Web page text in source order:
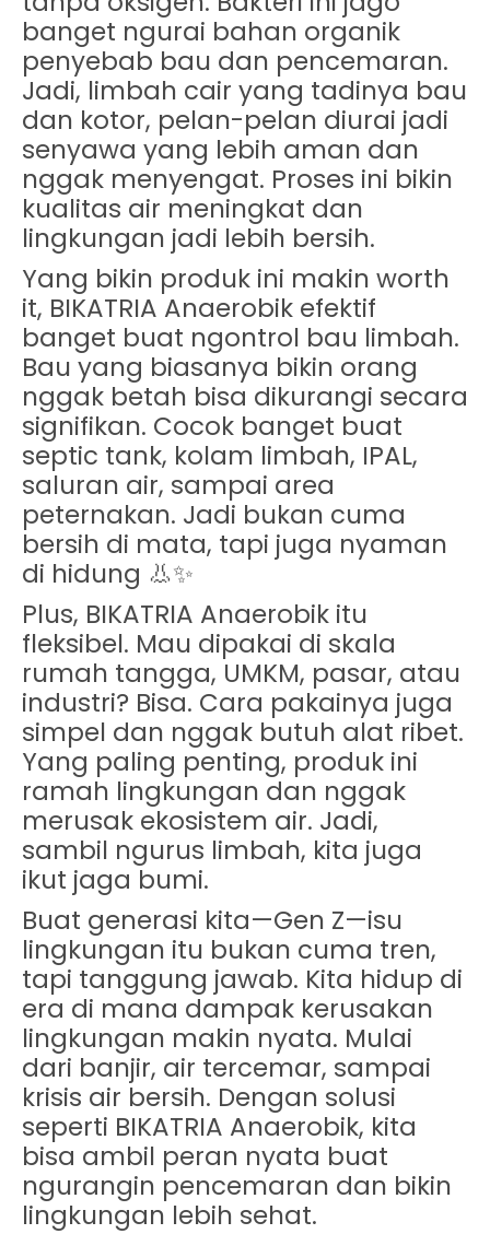
banget ngurai bahan organik
penyebab bau dan pencemaran.
Jadi, limbah cair yang tadinya bau
dan kotor, pelan-pelan diurai jadi
senyawa yang lebih aman dan
nggak menyengat. Proses ini bikin
kualitas air meningkat dan
lingkungan jadi lebih bersih.
Yang bikin produk ini makin worth
it, BIKATRIA Anaerobik efektif
banget buat ngontrol bau limbah.
Bau yang biasanya bikin orang
nggak betah bisa dikurangi secara
signifikan. Cocok banget buat
septic tank, kolam limbah, IPAL,
saluran air, sampai area
peternakan. Jadi bukan cuma
bersih di mata, tapi juga nyaman
di hidung 👃✨
Plus, BIKATRIA Anaerobik itu
fleksibel. Mau dipakai di skala
rumah tangga, UMKM, pasar, atau
industri? Bisa. Cara pakainya juga
simpel dan nggak butuh alat ribet.
Yang paling penting, produk ini
ramah lingkungan dan nggak
merusak ekosistem air. Jadi,
sambil ngurus limbah, kita juga
ikut jaga bumi.
Buat generasi kita—Gen Z—isu
lingkungan itu bukan cuma tren,
tapi tanggung jawab. Kita hidup di
era di mana dampak kerusakan
lingkungan makin nyata. Mulai
dari banjir, air tercemar, sampai
krisis air bersih. Dengan solusi
seperti BIKATRIA Anaerobik, kita
bisa ambil peran nyata buat
ngurangin pencemaran dan bikin
lingkungan lebih sehat.